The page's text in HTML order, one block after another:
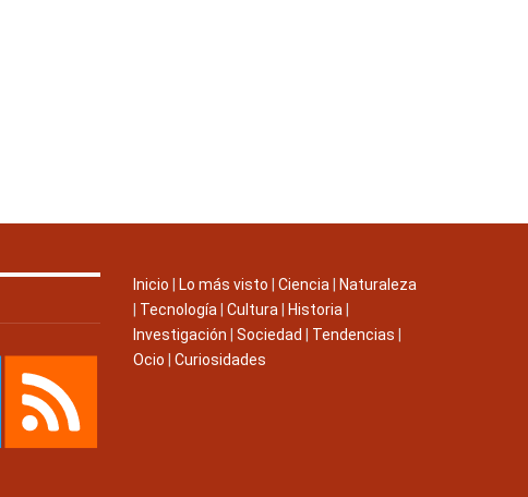
Inicio Lo más visto Ciencia
Naturaleza
Tecnología Cultura Historia
Investigación
Sociedad Tendencias
Ocio
Curiosidades